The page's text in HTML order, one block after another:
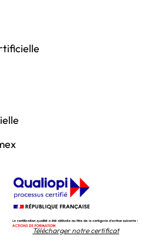
Télécharger notre certificat